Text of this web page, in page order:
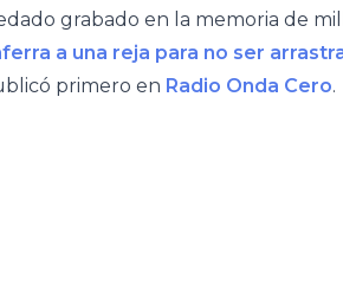
grabado en la memoria de
a una reja para no ser
primero en Radio Onda Cero.